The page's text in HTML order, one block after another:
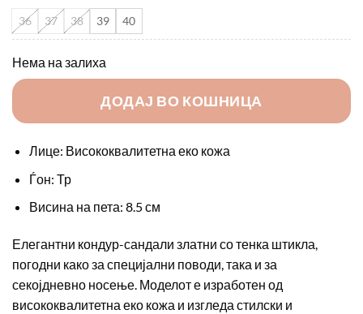
36 37 38 39 40
Нема на залиха
ДОДАЈ ВО КОШНИЦА
Лице: Висококвалитетна еко кожа
Ѓон: Тр
Висина на пета: 8.5 см
Елегантни кондур-сандали златни со тенка штикла,
погодни како за специјални поводи, така и за
секојдневно носење. Моделот е изработен од
висококвалитетна еко кожа и изгледа стилски и